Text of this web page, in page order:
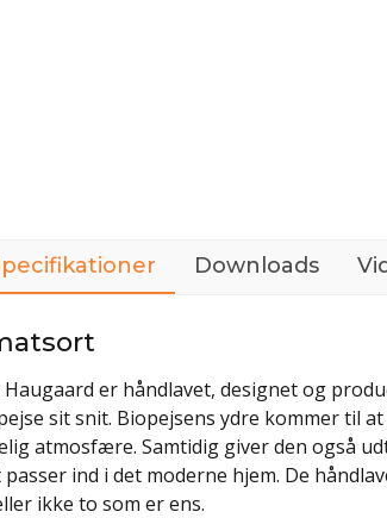
Downloads
er håndlavet, designet og
sit snit. Biopejsens ydre kommer til
atmosfære. Samtidig giver den også
ind i det moderne hjem. De
ikke to som er ens.